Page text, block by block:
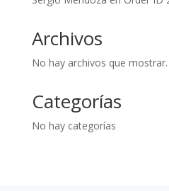
No hay categorías
SEGUROS